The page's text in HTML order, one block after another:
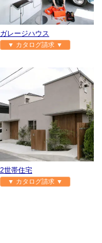
ガレージハウス
▼ カタログ請求 ▼
2世帯住宅
▼ カタログ請求 ▼